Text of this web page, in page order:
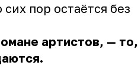
пор остаётся без
артистов, — то,